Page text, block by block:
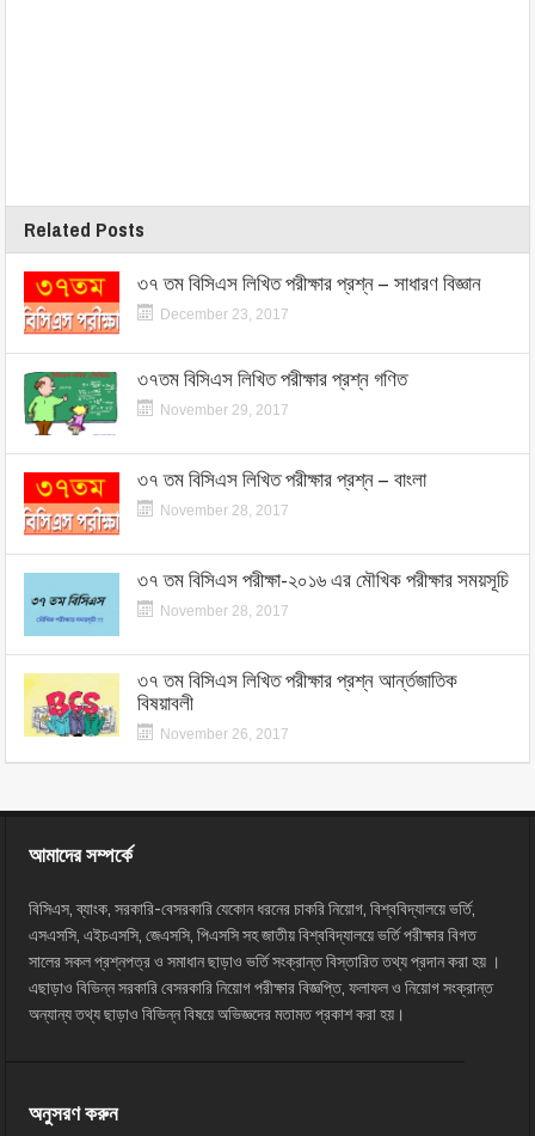
Related Posts
৩৭ তম বিসিএস লিখিত পরীক্ষার প্রশ্ন – সাধারণ বিজ্ঞান
December 23, 2017
৩৭তম বিসিএস লিখিত পরীক্ষার প্রশ্ন গণিত
November 29, 2017
৩৭ তম বিসিএস লিখিত পরীক্ষার প্রশ্ন – বাংলা
November 28, 2017
৩৭ তম বিসিএস পরীক্ষা-২০১৬ এর মৌখিক পরীক্ষার সময়সূচি
November 28, 2017
৩৭ তম বিসিএস লিখিত পরীক্ষার প্রশ্ন আর্ন্তজাতিক
বিষয়াবলী
November 26, 2017
আমাদের সম্পর্কে
বিসিএস, ব্যাংক, সরকারি-বেসরকারি যেকোন ধরনের চাকরি নিয়োগ, বিশ্ববিদ্যালয়ে ভর্তি,
এসএসসি, এইচএসসি, জেএসসি, পিএসসি সহ জাতীয় বিশ্ববিদ্যালয়ে ভর্তি পরীক্ষার বিগত
সালের সকল প্রশ্নপত্র ও সমাধান ছাড়াও ভর্তি সংক্রান্ত বিস্তারিত তথ্য প্রদান করা হয় ।
এছাড়াও বিভিন্ন সরকারি বেসরকারি নিয়োগ পরীক্ষার বিজ্ঞপ্তি, ফলাফল ও নিয়োগ সংক্রান্ত
অন্যান্য তথ্য ছাড়াও বিভিন্ন বিষয়ে অভিজ্ঞদের মতামত প্রকাশ করা হয়।
অনুসরণ করুন